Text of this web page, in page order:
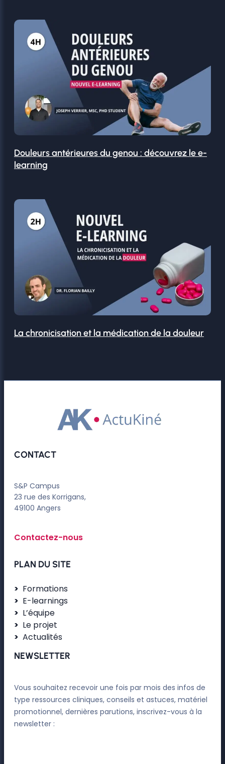
Douleurs antérieures du genou : découvrez le e-
learning
La chronicisation et la médication de la douleur
CONTACT
S&P Campus
23 rue des Korrigans,
49100 Angers
Contactez-nous
PLAN DU SITE
Formations
E-learnings
L’équipe
Le projet
Actualités
NEWSLETTER
Vous souhaitez recevoir une fois par mois des infos de
type ressources cliniques, conseils et astuces, matériel
promotionnel, dernières parutions, inscrivez-vous à la
newsletter :